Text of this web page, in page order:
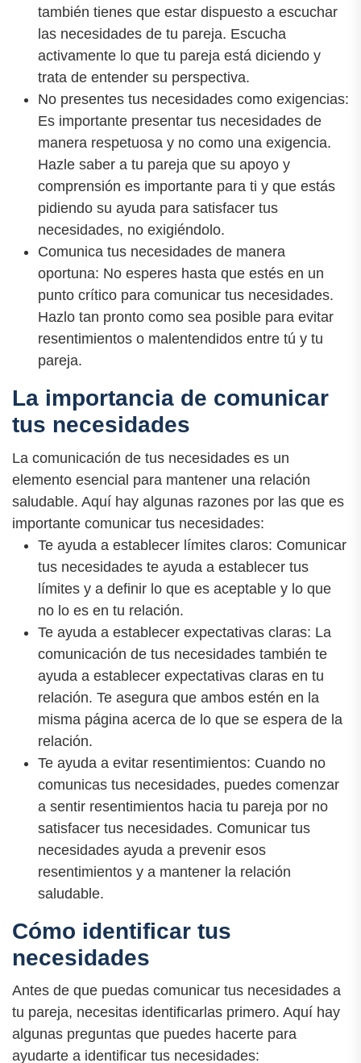
también tienes que estar dispuesto a escuchar
las necesidades de tu pareja. Escucha
activamente lo que tu pareja está diciendo y
trata de entender su perspectiva.
No presentes tus necesidades como exigencias:
Es importante presentar tus necesidades de
manera respetuosa y no como una exigencia.
Hazle saber a tu pareja que su apoyo y
comprensión es importante para ti y que estás
pidiendo su ayuda para satisfacer tus
necesidades, no exigiéndolo.
Comunica tus necesidades de manera
oportuna: No esperes hasta que estés en un
punto crítico para comunicar tus necesidades.
Hazlo tan pronto como sea posible para evitar
resentimientos o malentendidos entre tú y tu
pareja.
La importancia de comunicar
tus necesidades
La comunicación de tus necesidades es un
elemento esencial para mantener una relación
saludable. Aquí hay algunas razones por las que es
importante comunicar tus necesidades:
Te ayuda a establecer límites claros: Comunicar
tus necesidades te ayuda a establecer tus
límites y a definir lo que es aceptable y lo que
no lo es en tu relación.
Te ayuda a establecer expectativas claras: La
comunicación de tus necesidades también te
ayuda a establecer expectativas claras en tu
relación. Te asegura que ambos estén en la
misma página acerca de lo que se espera de la
relación.
Te ayuda a evitar resentimientos: Cuando no
comunicas tus necesidades, puedes comenzar
a sentir resentimientos hacia tu pareja por no
satisfacer tus necesidades. Comunicar tus
necesidades ayuda a prevenir esos
resentimientos y a mantener la relación
saludable.
Cómo identificar tus
necesidades
Antes de que puedas comunicar tus necesidades a
tu pareja, necesitas identificarlas primero. Aquí hay
algunas preguntas que puedes hacerte para
ayudarte a identificar tus necesidades: